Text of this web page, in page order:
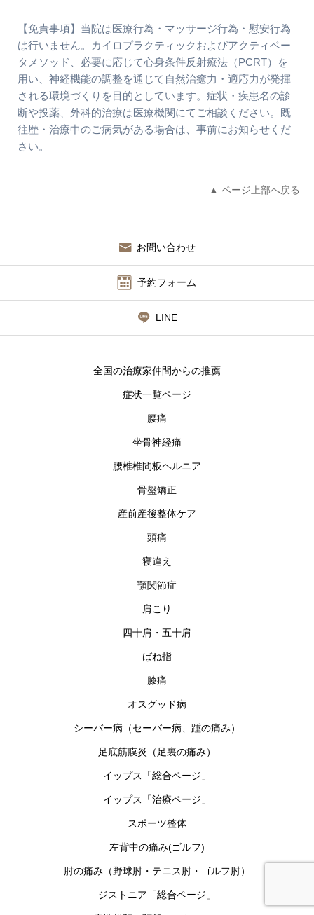
【免責事項】当院は医療行為・マッサージ行為・慰安行為
は行いません。カイロプラクティックおよびアクティベー
タメソッド、必要に応じて心身条件反射療法（PCRT）を
用い、神経機能の調整を通じて自然治癒力・適応力が発揮
される環境づくりを目的としています。症状・疾患名の診
断や投薬、外科的治療は医療機関にてご相談ください。既
往歴・治療中のご病気がある場合は、事前にお知らせくだ
さい。
▲ ページ上部へ戻る
お問い合わせ
予約フォーム
LINE
全国の治療家仲間からの推薦
症状一覧ページ
腰痛
坐骨神経痛
腰椎椎間板ヘルニア
骨盤矯正
産前産後整体ケア
頭痛
寝違え
顎関節症
肩こり
四十肩・五十肩
ばね指
膝痛
オスグッド病
シーバー病（セーバー病、踵の痛み）
足底筋膜炎（足裏の痛み）
イップス「総合ページ」
イップス「治療ページ」
スポーツ整体
左背中の痛み(ゴルフ)
肘の痛み（野球肘・テニス肘・ゴルフ肘）
ジストニア「総合ページ」
予約フォーム